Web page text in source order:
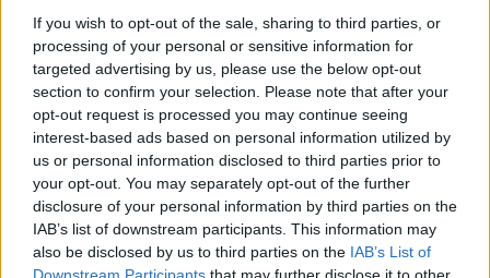
If you wish to opt-out of the sale, sharing to third parties, or
processing of your personal or sensitive information for
targeted advertising by us, please use the below opt-out
section to confirm your selection. Please note that after your
opt-out request is processed you may continue seeing
interest-based ads based on personal information utilized by
us or personal information disclosed to third parties prior to
your opt-out. You may separately opt-out of the further
disclosure of your personal information by third parties on the
IAB’s list of downstream participants. This information may
also be disclosed by us to third parties on the IAB’s List of
Android már évek óta olyan intelligens funkciókat kínál,
amelyek maguktól dolgoznak a háttérben.
Ez a rejtett Samsung funkció teljesen
megváltoztatja a mobilhasználatot –
sokan mégsem tudnak róla
2026.07.12
| Android Central
Az Edge Panel az egyik leghasznosabb funkció, amely
jelentősen felgyorsítja a mindennapi használatot,
miközben a Pixel telefonokból továbbra is hiányzik.